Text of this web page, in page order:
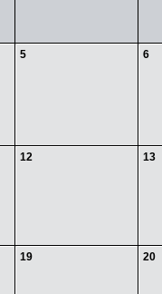
5 6
12 13
19 20